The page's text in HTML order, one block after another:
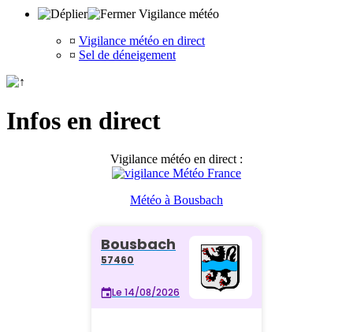
Vigilance météo
¤ Vigilance météo en direct
¤ Sel de déneigement
Infos en direct
Vigilance météo en direct :
Météo à Bousbach